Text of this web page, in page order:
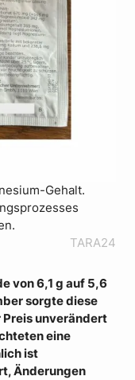
Gehalt.
TARA24
von 6,1 g auf 5,6
sorgte diese
unverändert
eine
ist
Änderungen